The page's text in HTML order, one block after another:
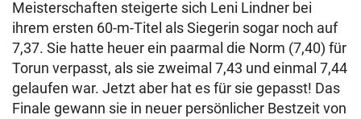
Meisterschaften steigerte sich Leni Lindner bei
ihrem ersten 60-m-Titel als Siegerin sogar noch auf
7,37. Sie hatte heuer ein paarmal die Norm (7,40) für
Torun verpasst, als sie zweimal 7,43 und einmal 7,44
gelaufen war. Jetzt aber hat es für sie gepasst! Das
Finale gewann sie in neuer persönlicher Bestzeit von